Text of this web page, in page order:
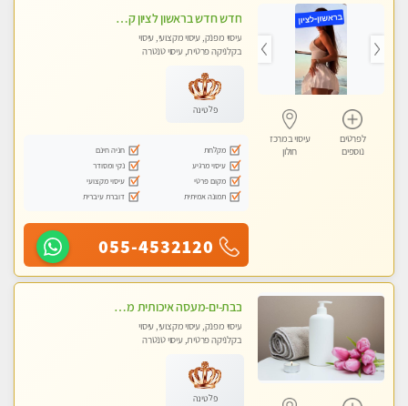
לפרטים
נוספים
עיסוי במרכז
חולון
חדש חדש בראשון לציון קליניקה פרטית לבריאות הגוף לעיסוי מקצועי ומפנק -שעות עבודה -10:00-23:00
עיסוי מפנק, עיסוי מקצועי, עיסוי
בקלניקה פרטית, עיסוי טנטרה
פלטינה
מקלחת
חניה חינם
עיסוי מרגיע
נקי ומסודר
מקום פרטי
עיסוי מקצועי
תמונה אמיתית
דוברת עיברית
055-4532120
בבת-ים-מעסה איכותית מקצועית ומפנקת עיסוי בקליניקה פרטית
עיסוי מפנק, עיסוי מקצועי, עיסוי
בקלניקה פרטית, עיסוי טנטרה
פלטינה